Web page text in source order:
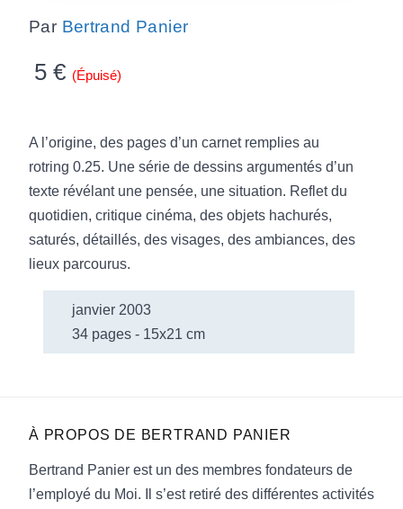
Par Bertrand Panier
5 € (Épuisé)
A l’origine, des pages d’un carnet remplies au
rotring 0.25. Une série de dessins argumentés d’un
texte révélant une pensée, une situation. Reflet du
quotidien, critique cinéma, des objets hachurés,
saturés, détaillés, des visages, des ambiances, des
lieux parcourus.
janvier 2003
34 pages - 15x21 cm
À PROPOS DE BERTRAND PANIER
Bertrand Panier est un des membres fondateurs de
l’employé du Moi. Il s’est retiré des différentes activités